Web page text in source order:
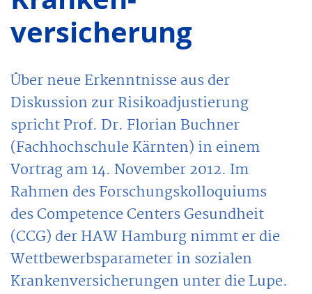
versicherung
Über neue Erkennt­nisse aus der
Diskussion zur Risikoadjustierung
spricht Prof. Dr. Florian Buchner
(Fachhochschule Kärnten) in einem
Vortrag am 14. November 2012. Im
Rahmen des Forschungskollo­quiums
des Competence Centers Gesundheit
(CCG) der HAW Hamburg nimmt er die
Wettbewerbsparameter in sozialen
Krankenversicherungen unter die Lupe.